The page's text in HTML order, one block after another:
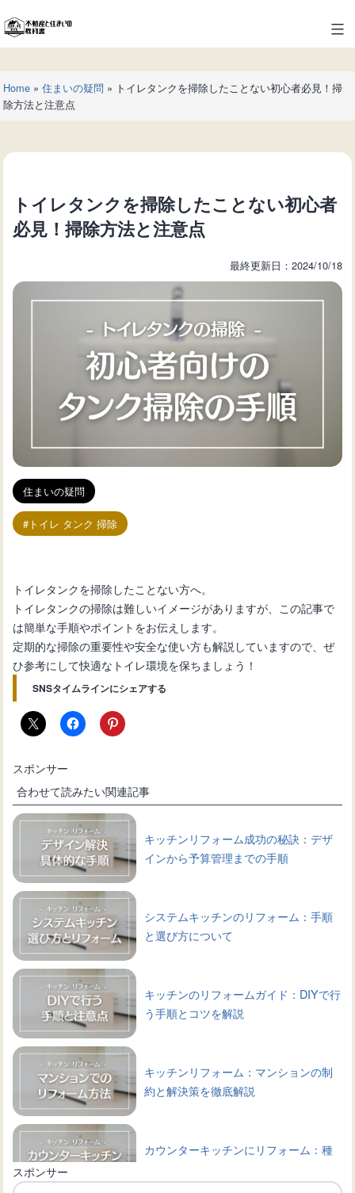
ン
テ
ツ
へ
ス
ッ
不
動
産
と
住
の
Home» 住まいの疑問 » トイレタンクを掃除したことない初心者必見！掃
除方法と注意点
トイレタンクを掃除したことない初心者
必見！掃除方法と注意点
最終更新日：2024/10/18
住まいの疑問
トイレ タンク 掃除
トイレタンクを掃除したことない方へ。
トイレタンクの掃除は難しいイメージがありますが、この記事で
は簡単な手順やポイントをお伝えします。
定期的な掃除の重要性や安全な使い方も解説していますので、ぜ
ひ参考にして快適なトイレ環境を保ちましょう！
SNSタイムラインにシェアする
スポンサー
合わせて読みたい関連記事
キッチンリフォーム成功の秘訣：デザ
インから予算管理までの手順
システムキッチンのリフォーム：手順
と選び方について
キッチンのリフォームガイド：DIYで行
う手順とコツを解説
キッチンリフォーム：マンションの制
約と解決策を徹底解説
カウンターキッチンにリフォーム：種
スポンサー